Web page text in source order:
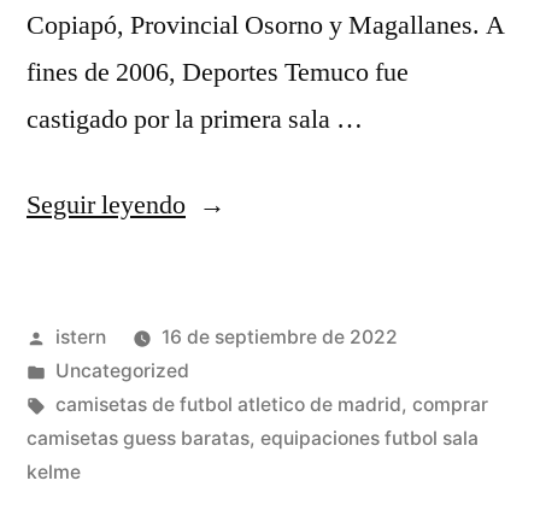
Copiapó, Provincial Osorno y Magallanes. A
fines de 2006, Deportes Temuco fue
castigado por la primera sala …
Seguir leyendo«equipaciones
Publicado
por
istern
16 de septiembre de 2022
Publicado
en
Uncategorized
Etiquetas:
camisetas de futbol atletico de madrid, comprar
camisetas guess baratas, equipaciones futbol sala
kelme